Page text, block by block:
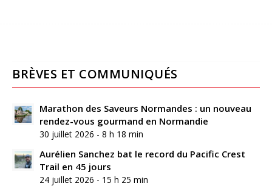
BRÈVES ET COMMUNIQUÉS
Marathon des Saveurs Normandes : un nouveau
rendez-vous gourmand en Normandie
30 juillet 2026 - 8 h 18 min
Aurélien Sanchez bat le record du Pacific Crest
Trail en 45 jours
24 juillet 2026 - 15 h 25 min